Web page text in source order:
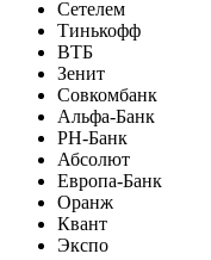
Сетелем
Тинькофф
ВТБ
Зенит
Совкомбанк
Альфа-Банк
РН-Банк
Абсолют
Европа-Банк
Оранж
Квант
Экспо